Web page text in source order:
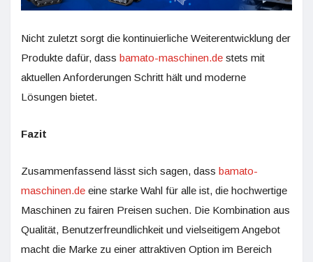
Nicht zuletzt sorgt die kontinuierliche Weiterentwicklung der
Produkte dafür, dass bamato-maschinen.de stets mit
aktuellen Anforderungen Schritt hält und moderne
Lösungen bietet.
Fazit
Zusammenfassend lässt sich sagen, dass bamato-
maschinen.de eine starke Wahl für alle ist, die hochwertige
Maschinen zu fairen Preisen suchen. Die Kombination aus
Qualität, Benutzerfreundlichkeit und vielseitigem Angebot
macht die Marke zu einer attraktiven Option im Bereich